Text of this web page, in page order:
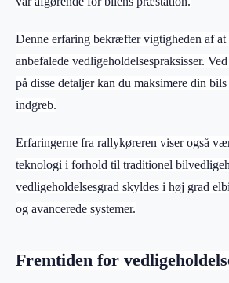
Denne erfaring bekræfter vigtigheden af at
anbefalede vedligeholdelsespraksisser.
på disse detaljer kan du maksimere din
indgreb.
Erfaringerne fra rallykøreren viser også
teknologi i forhold til traditionel
vedligeholdelsesgrad skyldes i høj grad
og avancerede systemer.
Fremtiden for